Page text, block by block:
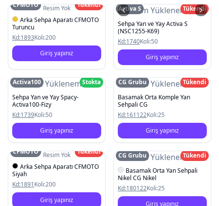
Resim Yok
CFMOTO
Tükendi
Arka Sehpa Aparatı CFMOTO
Turuncu
Kd:1893Koli:200
Giriş yapınız
Resim Yüklenemedi
Activa S
Tükendi
Sehpa Yan ve Yay Activa S
(NSC1255-K69)
Kd:1740Koli:50
Giriş yapınız
Resim Yüklenemedi
Activa100
Stokta
Sehpa Yan ve Yay Spacy-
Activa100-Fizy
Kd:1739Koli:50
Giriş yapınız
Resim Yüklenemedi
CG Grubu
Tükendi
Basamak Orta Komple Yan
Sehpali CG
Kd:161122Koli:25
Giriş yapınız
Resim Yok
CFMOTO
Tükendi
Arka Sehpa Aparatı CFMOTO
Siyah
Kd:1891Koli:200
Giriş yapınız
Resim Yüklenemedi
CG Grubu
Tükendi
Basamak Orta Yan Sehpali
Nikel CG Nikel
Kd:180122Koli:25
Giriş yapınız